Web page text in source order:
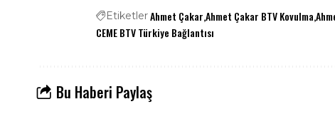
EtiketlerAhmet Çakar Ahmet Çakar BTV Kovulma
CEME BTV Türkiye Bağlantısı
Bu Haberi Paylaş